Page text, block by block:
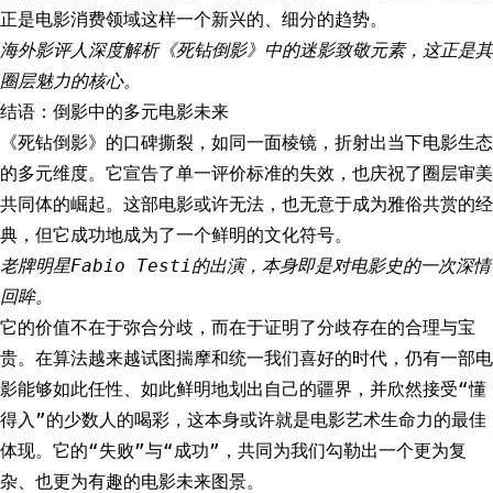
正是电影消费领域这样一个新兴的、细分的趋势。
海外影评人深度解析《死钻倒影》中的迷影致敬元素，这正是其
圈层魅力的核心。
结语：倒影中的多元电影未来
《死钻倒影》的口碑撕裂，如同一面棱镜，折射出当下电影生态
的多元维度。它宣告了单一评价标准的失效，也庆祝了圈层审美
共同体的崛起。这部电影或许无法，也无意于成为雅俗共赏的经
典，但它成功地成为了一个鲜明的文化符号。
老牌明星Fabio Testi的出演，本身即是对电影史的一次深情
回眸。
它的价值不在于弥合分歧，而在于证明了分歧存在的合理与宝
贵。在算法越来越试图揣摩和统一我们喜好的时代，仍有一部电
影能够如此任性、如此鲜明地划出自己的疆界，并欣然接受“懂
得入”的少数人的喝彩，这本身或许就是电影艺术生命力的最佳
体现。它的“失败”与“成功”，共同为我们勾勒出一个更为复
杂、也更为有趣的电影未来图景。